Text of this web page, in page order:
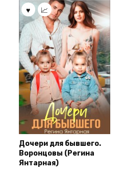
Дочери для бывшего.
Воронцовы (Регина
Янтарная)